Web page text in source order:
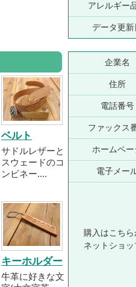
アレルギー
データ更新
ベルト
サドルレザーと
スウェードのコ
ンビネー....
キーホルダー
牛革に好きな文
企業名
住所
電話番号
ファックス
ホームペー
電子メー
購入はこちら
ネットショ